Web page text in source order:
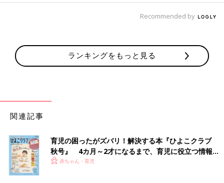
Recommended by
ランキングをもっと見る
関連記事
育児の困ったがズバリ！解決する本『ひよこクラブ
秋号』 4カ月～2才になるまで、育児に役立つ情報が
いっぱい！
赤ちゃん・育児